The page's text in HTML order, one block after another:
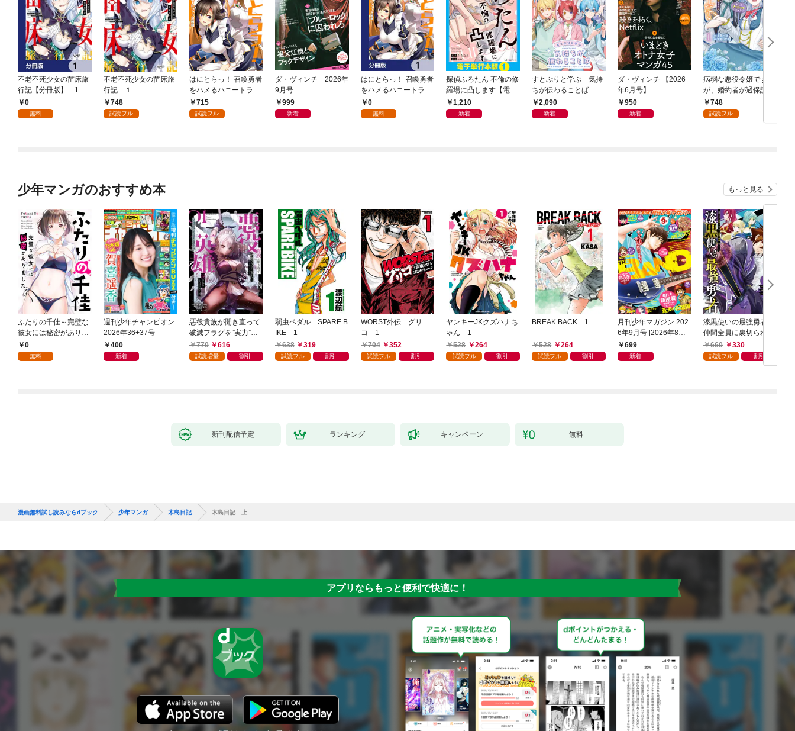
不老不死少女の苗床旅
行記【分冊版】 1
0
無料
不老不死少女の苗床旅
行記 １
748
試読フル
はにとらっ！ 召喚勇者
をハメるハニートラッ
プ包囲網 1
715
試読フル
ダ・ヴィンチ 2026年
9月号
999
新着
はにとらっ！ 召喚勇者
をハメるハニートラッ
プ包囲網【分冊版】
1
0
無料
探偵ふろたん 不倫の修
羅場に凸します【電子
単行本版】1
1,210
新着
すとぷりと学ぶ 気持
ちが伝わることば
2,090
新着
ダ・ヴィンチ 【2026
年6月号】
950
新着
病弱な悪役令嬢です
が、婚約者が過保護す
ぎて逃げ出したい(私た
ち犬猿の仲でしたよ
748
試読フル
少年マンガのおすすめ本 もっと見る
ふたりの千佳～完璧な
彼女には秘密がありま
した(1)
0
無料
週刊少年チャンピオン
2026年36+37号
400
新着
悪役貴族が開き直って
破滅フラグを“実力”で
叩き折っていたら、い
つの間にかヒロイン達
770 616
試読増量 割引
弱虫ペダル SPARE B
IKE 1
638
319
試読フル 割引
WORST外伝 グリ
コ 1
704
352
試読フル 割引
ヤンキーJKクズハナち
ゃん 1
528
264
試読フル 割引
BREAK BACK 1
528 264
試読フル 割引
月刊少年マガジン 202
6年9月号 [2026年8月6
日発売]
699
新着
漆黒使いの最強勇者
仲間全員に裏切られた
ので最強の魔物と組み
ます 1巻
660 330
試読フル 割引
新刊配信予定 ランキング キャンペーン 無料
漫画無料試し読みならdブック 少年マンガ 木島日記 木島日記 上
アプリならもっと便利で快適に！